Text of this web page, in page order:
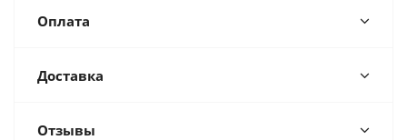
Оплата
Доставка
Отзывы